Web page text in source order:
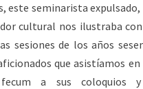
este seminarista
cultural nos ilustraba
sesiones de los años
que asistíamos
a sus coloquios y